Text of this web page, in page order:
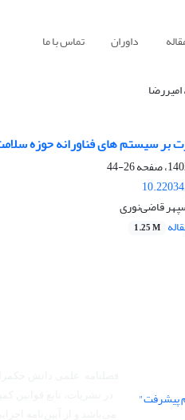
داوران تماس با ما
بر سیستم های فناورانه حوزه
26-44
قاضی‌نوری
1.25 M
پیشرفت"